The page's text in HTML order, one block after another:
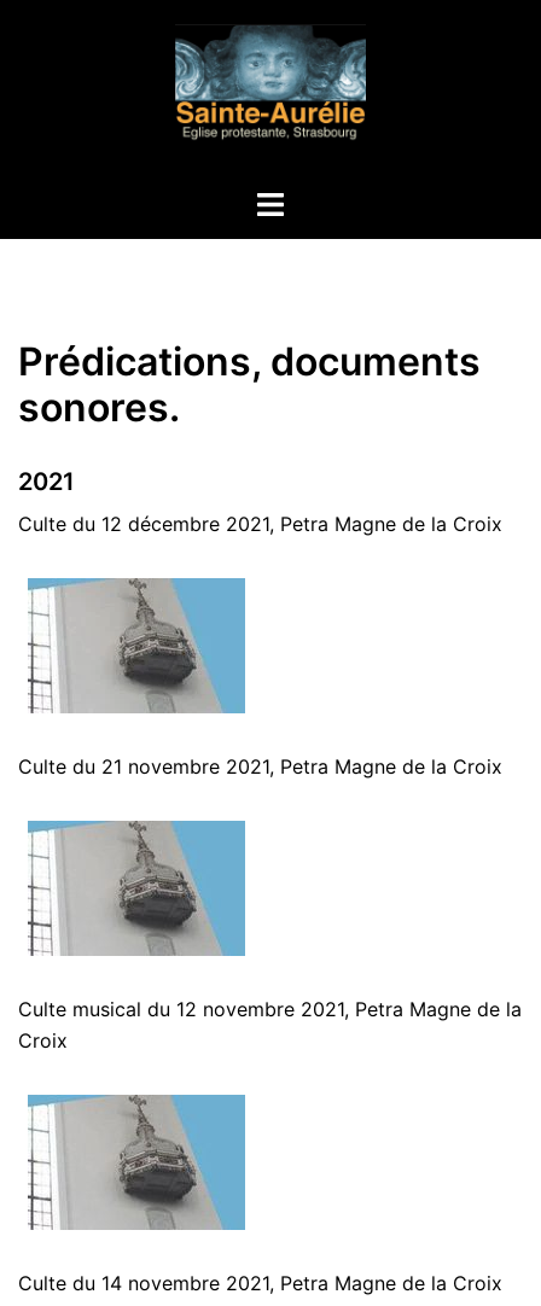
Ouvrir/fermer
Prédications, documents
sonores.
2021
Culte du 12 décembre 2021, Petra Magne de la Croix
Culte du 21 novembre 2021, Petra Magne de la Croix
Culte musical du 12 novembre 2021, Petra Magne de la
Croix
Culte du 14 novembre 2021, Petra Magne de la Croix